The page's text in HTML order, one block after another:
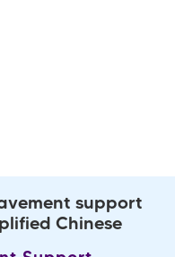
support
Chinese